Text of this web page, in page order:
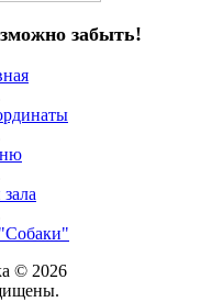
забыть!
© 2026